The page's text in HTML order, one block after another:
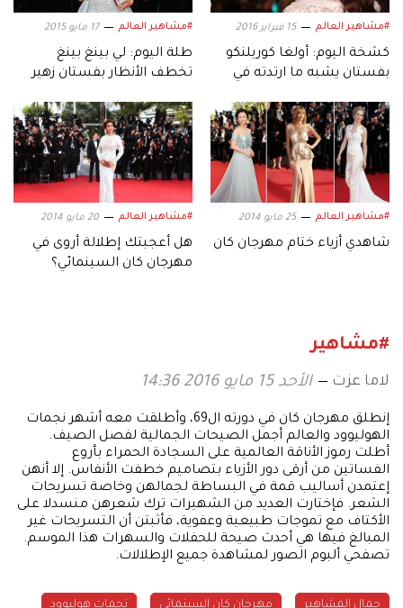
#مشاهير العالم 15 فبراير 2016
كشخة اليوم: أولغا كوريلنكو
بفستان يشبه ما ارتدته في
#مشاهير العالم 17 مايو 2015
طلة اليوم: لي بينغ بينغ
تخطف الأنظار بفستان زهير
#مشاهير العالم 25 مايو 2014
شاهدي أزياء ختام مهرجان كان
#مشاهير العالم 20 مايو 2014
هل أعجبتك إطلالة أروى في
مهرجان كان السينمائي؟
#مشاهير
لاما عزت الأحد 15 مايو 2016 14:36
إنطلق مهرجان كان في دورته ال69، وأطلقت معه أشهر نجمات
الهوليوود والعالم أجمل الصيحات الجمالية لفصل الصيف.
أطلت رموز الأناقة العالمية على السجادة الحمراء بأروع
الفساتين من أرقى دور الأزياء بتصاميم خطفت الأنفاس. إلا أنهن
إعتمدن أساليب قمة في البساطة لجمالهن وخاصة تسريحات
الشعر. فإختارت العديد من الشهيرات ترك شعرهن منسدلا على
الأكتاف مع تموجات طبيعية وعفوية، فأثبتن أن التسريحات غير
المبالغ فيها هي أحدث صيحة للحفلات والسهرات هذا الموسم.
تصفحي ألبوم الصور لمشاهدة جميع الإطلالات.
جمال المشاهير مهرجان كان السينمائي نجمات هوليوود